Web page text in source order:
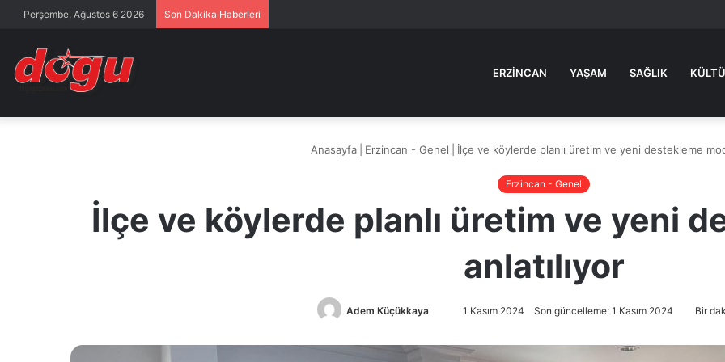
Perşembe, Ağustos 6 2026 Son Dakika Haberleri
ERZINCAN YAŞAM SAĞLIK
Anasayfa Erzincan - Genel İlçe ve köylerde planlı üretim ve yeni destekleme
Erzincan - Genel
İlçe ve köylerde planlı üretim ve yeni
anlatılıyor
Adem Küçükkaya
posta
1 Kasım 2024 Son güncelleme: 1 Kasım 2024 Bir